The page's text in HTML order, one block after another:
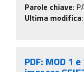
Parole chiave:
Ultima modifica:
PDF: MOD 1